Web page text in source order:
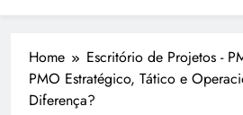
Home
Escritório de Projetos -
PMO Estratégico, Tático e
Diferença?